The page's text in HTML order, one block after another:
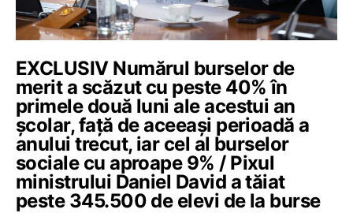
EXCLUSIV Numărul burselor de
merit a scăzut cu peste 40% în
primele două luni ale acestui an
școlar, față de aceeași perioadă a
anului trecut, iar cel al burselor
sociale cu aproape 9% / Pixul
ministrului Daniel David a tăiat
peste 345.500 de elevi de la burse